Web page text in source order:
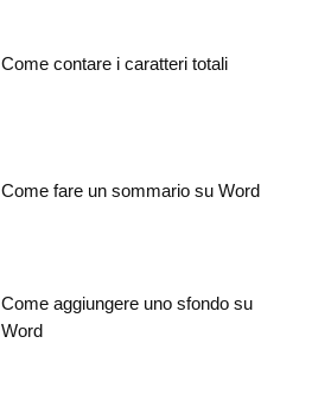
Come contare i caratteri totali
Come fare un sommario su Word
Come aggiungere uno sfondo su
Word